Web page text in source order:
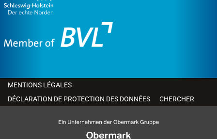
MENTIONS LÉGALES
DÉCLARATION DE PROTECTION DES DONNÉES
CHERCHER